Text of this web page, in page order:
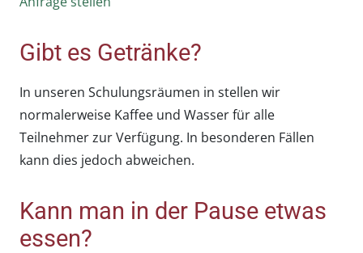
Gibt es Getränke?
In unseren Schulungsräumen in stellen wir
normalerweise Kaffee und Wasser für alle
Teilnehmer zur Verfügung. In besonderen Fällen
kann dies jedoch abweichen.
Kann man in der Pause etwas
essen?